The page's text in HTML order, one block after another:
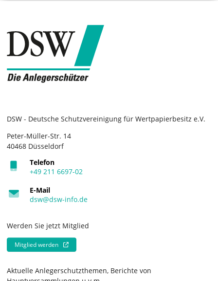
DSW - Deutsche Schutzvereinigung für Wertpapierbesitz e.V.
Peter-Müller-Str. 14
40468 Düsseldorf
Telefon
+49 211 6697-02
E-Mail
dsw@dsw-info.de
Werden Sie jetzt Mitglied
Mitglied werden
Aktuelle Anlegerschutzthemen, Berichte von